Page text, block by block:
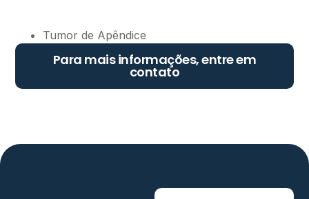
Tumor de Apêndice
Para mais informações, entre em
contato